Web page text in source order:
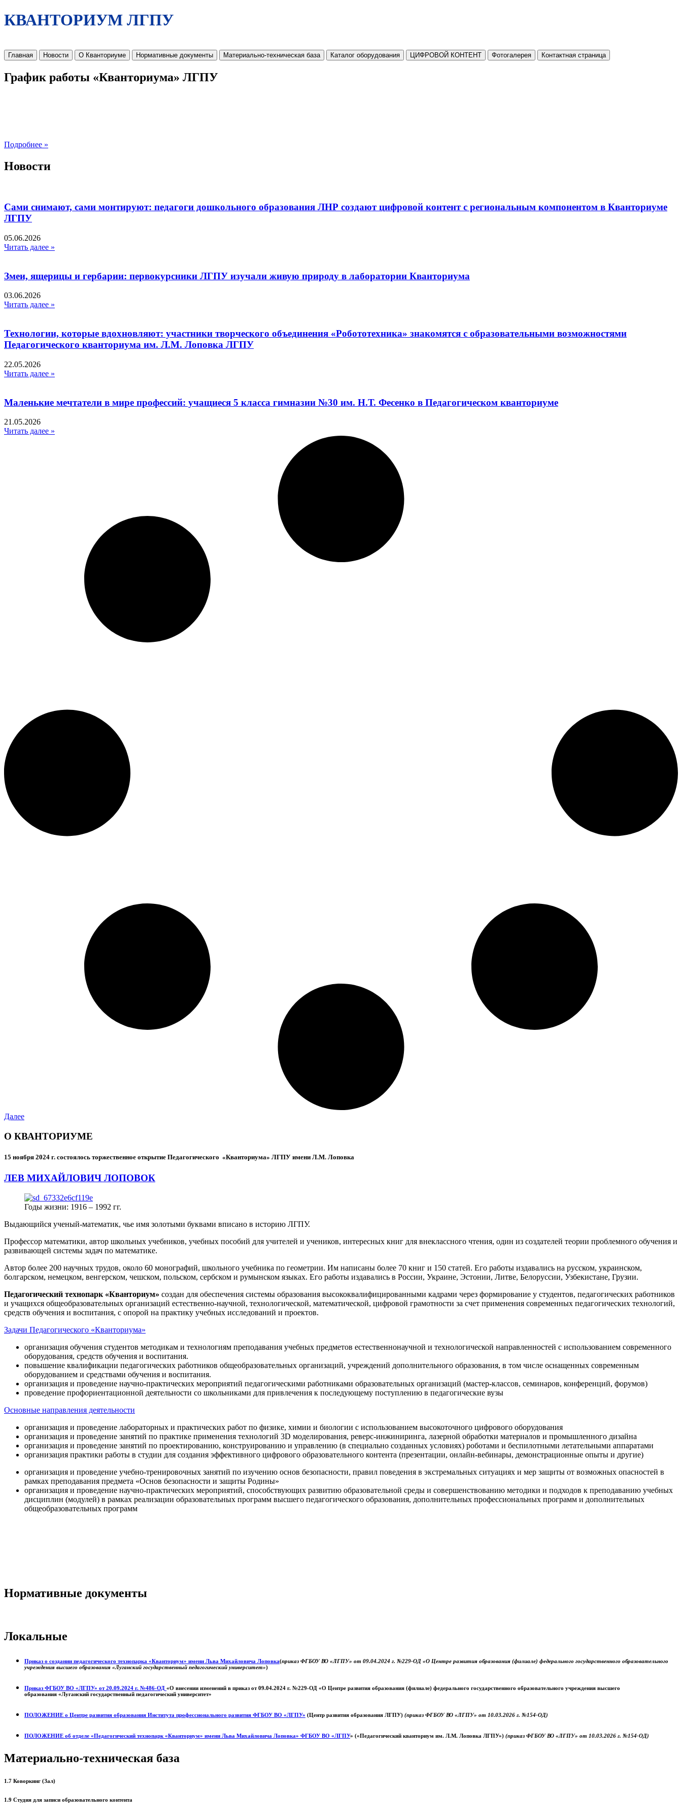
КВАНТОРИУМ ЛГПУ
Главная Новости О Кванториуме Нормативные документы Материально-техническая база Каталог оборудования ЦИФРОВОЙ КОНТЕНТ Фотогалерея Контактная страница
График работы «Кванториума» ЛГПУ
Подробнее »
Новости
Сами снимают, сами монтируют: педагоги дошкольного образования ЛНР создают цифровой контент с региональным компонентом в Кванториуме
ЛГПУ​
05.06.2026
Читать далее »
Змеи, ящерицы и гербарии: первокурсники ЛГПУ изучали живую природу в лаборатории Кванториума
03.06.2026
Читать далее »
Технологии, которые вдохновляют: участники творческого объединения «Робототехника» знакомятся с образовательными возможностями
Педагогического кванториума им. Л.М. Лоповка ЛГПУ
22.05.2026
Читать далее »
Маленькие мечтатели в мире профессий: учащиеся 5 класса гимназии №30 им. Н.Т. Фесенко в Педагогическом кванториуме
21.05.2026
Читать далее »
Далее
О КВАНТОРИУМЕ
15 ноября 2024 г. состоялось торжественное открытие Педагогического «Кванториума» ЛГПУ имени Л.М. Лоповка
ЛЕВ МИХАЙЛОВИЧ ЛОПОВОК
Годы жизни: 1916 – 1992 гг.
Выдающийся ученый-математик, чье имя золотыми буквами вписано в историю ЛГПУ.
Профессор математики, автор школьных учебников, учебных пособий для учителей и учеников, интересных книг для внеклассного чтения, один из создателей теории проблемного обучения и
развивающей системы задач по математике.
Автор более 200 научных трудов, около 60 монографий, школьного учебника по геометрии. Им написаны более 70 книг и 150 статей. Его работы издавались на русском, украинском,
болгарском, немецком, венгерском, чешском, польском, сербском и румынском языках. Его работы издавались в России, Украине, Эстонии, Литве, Белоруссии, Узбекистане, Грузии.
Педагогический технопарк «Кванториум» создан для обеспечения системы образования высококвалифицированными кадрами через формирование у студентов, педагогических работников
и учащихся общеобразовательных организаций естественно-научной, технологической, математической, цифровой грамотности за счет применения современных педагогических технологий,
средств обучения и воспитания, с опорой на практику учебных исследований и проектов.
Задачи Педагогического «Кванториума»
организация обучения студентов методикам и технологиям преподавания учебных предметов естественнонаучной и технологической направленностей с использованием современного
оборудования, средств обучения и воспитания.
повышение квалификации педагогических работников общеобразовательных организаций, учреждений дополнительного образования, в том числе оснащенных современным
оборудованием и средствами обучения и воспитания.
организация и проведение научно-практических мероприятий педагогическими работниками образовательных организаций (мастер-классов, семинаров, конференций, форумов)
проведение профориентационной деятельности со школьниками для привлечения к последующему поступлению в педагогические вузы
Основные направления деятельности
организация и проведение лабораторных и практических работ по физике, химии и биологии с использованием высокоточного цифрового оборудования
организация и проведение занятий по практике применения технологий 3D моделирования, реверс-инжиниринга, лазерной обработки материалов и промышленного дизайна
организация и проведение занятий по проектированию, конструированию и управлению (в специально созданных условиях) роботами и беспилотными летательными аппаратами
организация практики работы в студии для создания эффективного цифрового образовательного контента (презентации, онлайн-вебинары, демонстрационные опыты и другие)
организация и проведение учебно-тренировочных занятий по изучению основ безопасности, правил поведения в экстремальных ситуациях и мер защиты от возможных опасностей в
рамках преподавания предмета «Основ безопасности и защиты Родины»
организация и проведение научно-практических мероприятий, способствующих развитию образовательной среды и совершенствованию методики и подходов к преподаванию учебных
дисциплин (модулей) в рамках реализации образовательных программ высшего педагогического образования, дополнительных профессиональных программ и дополнительных
общеобразовательных программ
Нормативные документы
Локальные
Приказ о создании педагогического технопарка «Кванториум» имени Льва Михайловича Лоповка(приказ ФГБОУ ВО «ЛГПУ» от 09.04.2024 г. №229-ОД «О Центре развития образования (филиале) федерального государственного образовательного
учреждения высшего образования «Луганский государственный педагогический университет»)
Приказ ФГБОУ ВО «ЛГПУ» от 20.09.2024 г. №486-ОД «О внесении изменений в приказ от 09.04.2024 г. №229-ОД «О Центре развития образования (филиале) федерального государственного образовательного учреждения высшего
образования «Луганский государственный педагогический университет»
ПОЛОЖЕНИЕ о Центре развития образования Института профессионального развития ФГБОУ ВО «ЛГПУ» (Центр развития образования ЛГПУ) (приказ ФГБОУ ВО «ЛГПУ» от 10.03.2026 г. №154-ОД)
ПОЛОЖЕНИЕ об отделе «Педагогический технопарк «Кванториум» имени Льва Михайловича Лоповка» ФГБОУ ВО «ЛГПУ» («Педагогический кванториум им. Л.М. Лоповка ЛГПУ») (приказ ФГБОУ ВО «ЛГПУ» от 10.03.2026 г. №154-ОД)
Материально-техническая база
1.7 Коворкинг (Зал)
1.9 Студия для записи образовательного контента